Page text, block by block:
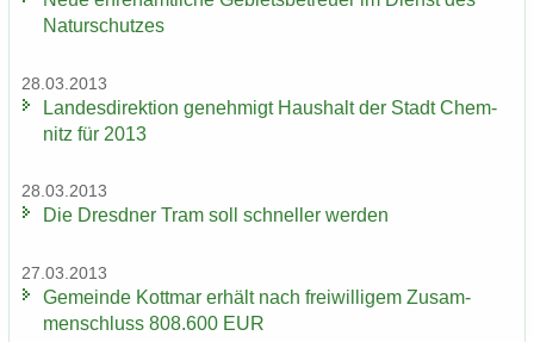
Na­tur­schut­zes
28.03.2013
Lan­des­di­rek­ti­on ge­neh­migt Haus­halt der Stadt Chem­
nitz für 2013
28.03.2013
Die Dresd­ner Tram soll schnel­ler wer­den
27.03.2013
Ge­mein­de Kott­mar er­hält nach frei­wil­li­gem Zu­sam­
men­schluss 808.600 EUR